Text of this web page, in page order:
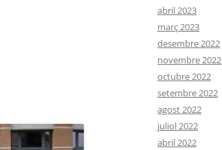
abril 2023
març 2023
desembre 2022
novembre 2022
octubre 2022
setembre 2022
agost 2022
juliol 2022
abril 2022